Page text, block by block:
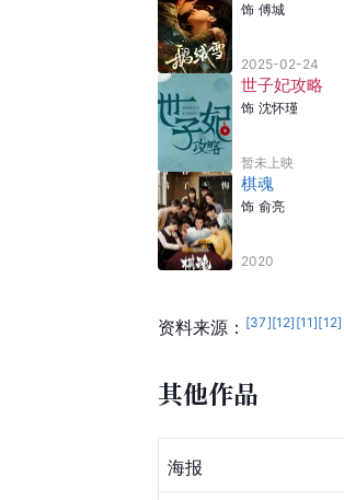
饰 傅城
2025-02-24
世子妃攻略
饰 沈怀瑾
暂未上映
棋魂
饰 俞亮
2020
资料来源： [37][12] [11][12]
其他作品
海报